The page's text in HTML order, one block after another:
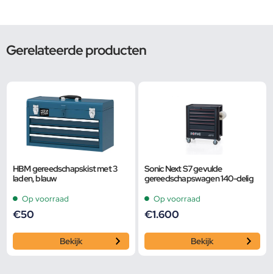
Gerelateerde producten
HBM gereedschapskist met 3
laden, blauw
Op voorraad
€50
Bekijk
Sonic Next S7 gevulde
gereedschapswagen 140-delig
Op voorraad
€1.600
Bekijk